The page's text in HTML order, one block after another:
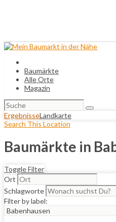
Baumärkte
Alle Orte
Magazin
Suchen
nach:
ErgebnisseLandkarte
Search This Location
Baumärkte in
Toggle Filter
Ort
Schlagworte
Filter by label: